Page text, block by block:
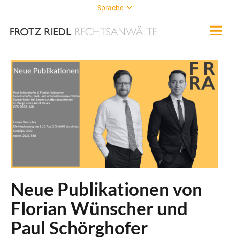
Sprache
Neue Publikationen von
Florian Wünscher und
Paul Schörghofer